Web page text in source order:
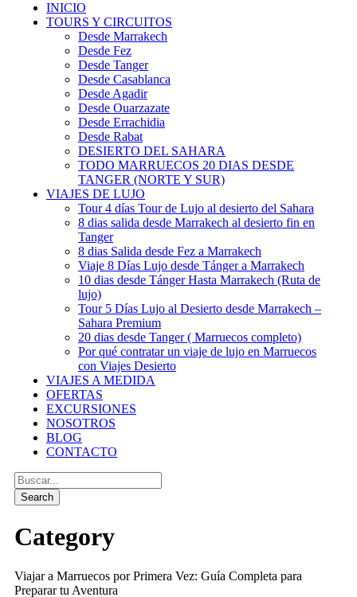
INICIO
TOURS Y CIRCUITOS
Desde Marrakech
Desde Fez
Desde Tanger
Desde Casablanca
Desde Agadir
Desde Ouarzazate
Desde Errachidia
Desde Rabat
DESIERTO DEL SAHARA
TODO MARRUECOS 20 DIAS DESDE
TANGER (NORTE Y SUR)
VIAJES DE LUJO
Tour 4 días Tour de Lujo al desierto del Sahara
8 dias salida desde Marrakech al desierto fin en
Tanger
8 dias Salida desde Fez a Marrakech
Viaje 8 Días Lujo desde Tánger a Marrakech
10 dias desde Tánger Hasta Marrakech (Ruta de
lujo)
Tour 5 Días Lujo al Desierto desde Marrakech –
Sahara Premium
20 dias desde Tanger ( Marruecos completo)
Por qué contratar un viaje de lujo en Marruecos
con Viajes Desierto
VIAJES A MEDIDA
OFERTAS
EXCURSIONES
NOSOTROS
BLOG
CONTACTO
Category
Viajar a Marruecos por Primera Vez: Guía Completa para
Preparar tu Aventura